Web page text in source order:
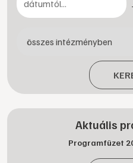
-
Aktuális
Programfüzet